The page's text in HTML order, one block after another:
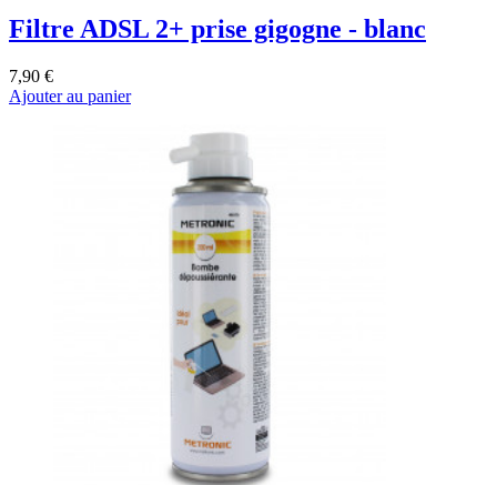
Filtre ADSL 2+ prise gigogne - blanc
7,90 €
Ajouter au panier